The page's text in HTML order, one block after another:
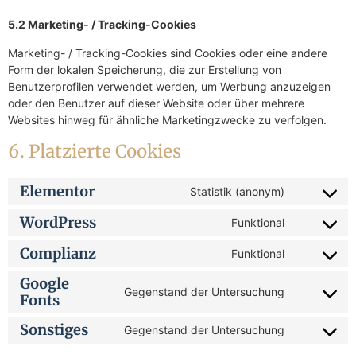
5.2 Marketing- / Tracking-Cookies
Marketing- / Tracking-Cookies sind Cookies oder eine andere
Form der lokalen Speicherung, die zur Erstellung von
Benutzerprofilen verwendet werden, um Werbung anzuzeigen
oder den Benutzer auf dieser Website oder über mehrere
Websites hinweg für ähnliche Marketingzwecke zu verfolgen.
6. Platzierte Cookies
Elementor Statistik (anonym)
WordPress Funktional
Complianz Funktional
Google
Fonts
Gegenstand der Untersuchung
Sonstiges Gegenstand der Untersuchung